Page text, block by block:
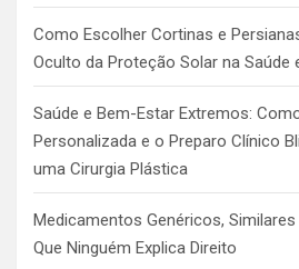
Como Escolher Cortinas e
Oculto da Proteção Solar na Saúde
Saúde e Bem-Estar Extremos:
Personalizada e o Preparo Clínico
uma Cirurgia Plástica
Medicamentos Genéricos, Similares
Que Ninguém Explica Direito